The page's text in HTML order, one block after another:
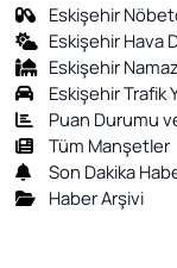
Eskişehir
Eskişehir Hava
Eskişehir
Eskişehir Trafik
Puan Durumu
Tüm Manşetler
Son Dakika
Haber Arşivi